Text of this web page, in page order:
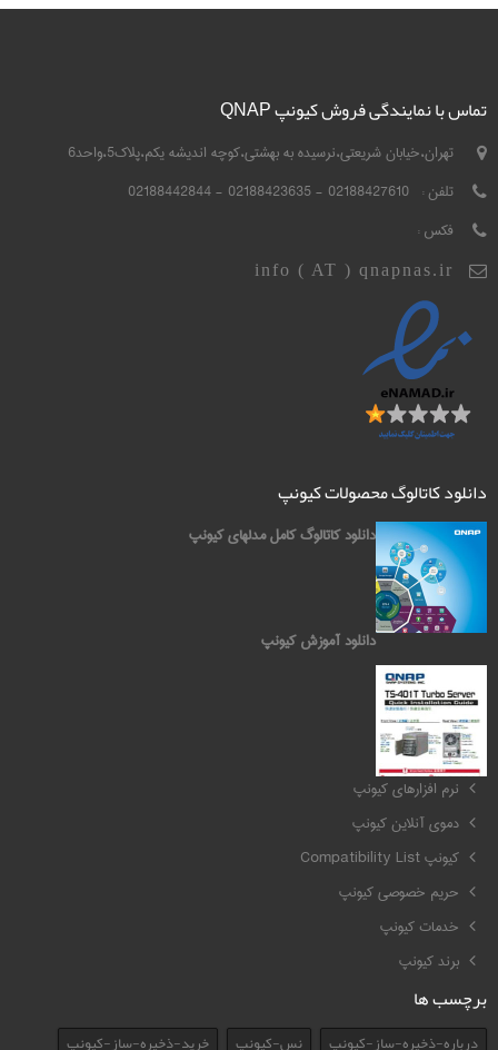
تماس با نمایندگی فروش کیونپ QNAP
تهران،خیابان شریعتی،نرسیده به بهشتی،کوچه اندیشه یکم،پلاک5،واحد6
تلفن : 02188427610 - 02188423635 - 02188442844
فکس :
info ( AT ) qnapnas.ir
دانلود کاتالوگ محصولات کیونپ
دانلود کاتالوگ کامل مدلهای کیونپ
دانلود آموزش کیونپ
کیونپ QNAP
نرم افزارهای کیونپ
دموی آنلاین کیونپ
کیونپ Compatibility List
حریم خصوصی کیونپ
خدمات کیونپ
برند کیونپ
برچسب ها
درباره-ذخیره-ساز-کیونپ نس-کیونپ خرید-ذخیره-ساز-کیونپ